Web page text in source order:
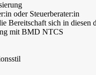
oder Steuerberater:in
Bereitschaft sich in
mit BMD NTCS